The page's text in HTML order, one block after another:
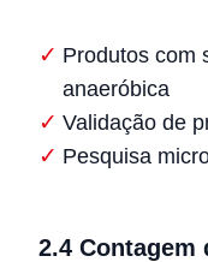
Produtos com
anaeróbica
Validação de
Pesquisa
2.4 Contagem